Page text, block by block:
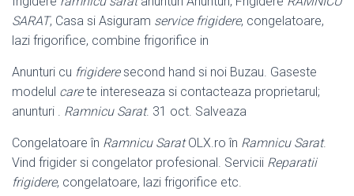
SARAT, Casa si Asiguram service frigidere, congelatoare,
lazi frigorifice, combine frigorifice in
Anunturi cu frigideresecond hand si noi Buzau. Gaseste
modelul carete intereseaza si contacteaza proprietarul;
anunturi . Ramnicu Sarat. 31 oct. Salveaza
Congelatoare în Ramnicu SaratOLX.ro în Ramnicu Sarat.
Vind frigider si congelator profesional. Servicii Reparatii
frigidere, congelatoare, lazi frigorifice etc.